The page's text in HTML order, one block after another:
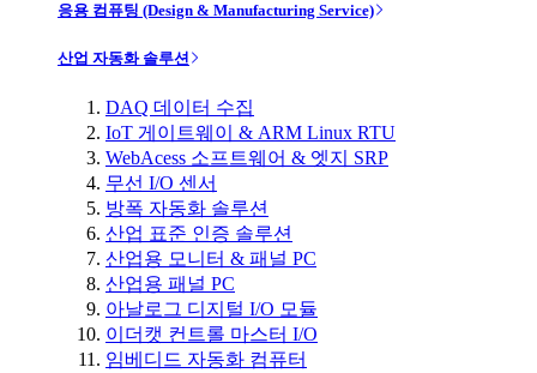
응용 컴퓨팅 (Design & Manufacturing Service)
산업 자동화 솔루션
DAQ 데이터 수집
IoT 게이트웨이 & ARM Linux RTU
WebAcess 소프트웨어 & 엣지 SRP
무선 I/O 센서
방폭 자동화 솔루션
산업 표준 인증 솔루션
산업용 모니터 & 패널 PC
산업용 패널 PC
아날로그 디지털 I/O 모듈
이더캣 컨트롤 마스터 I/O
임베디드 자동화 컴퓨터